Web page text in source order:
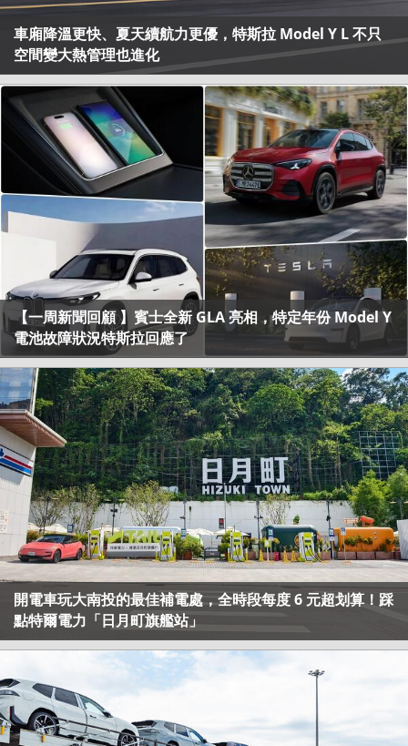
車廂降溫更快、夏天續航力更優，特斯拉 Model Y L 不只
空間變大熱管理也進化
【一周新聞回顧 】賓士全新 GLA 亮相，特定年份 Model Y
電池故障狀況特斯拉回應了
開電車玩大南投的最佳補電處，全時段每度 6 元超划算！踩
點特爾電力「日月町旗艦站」